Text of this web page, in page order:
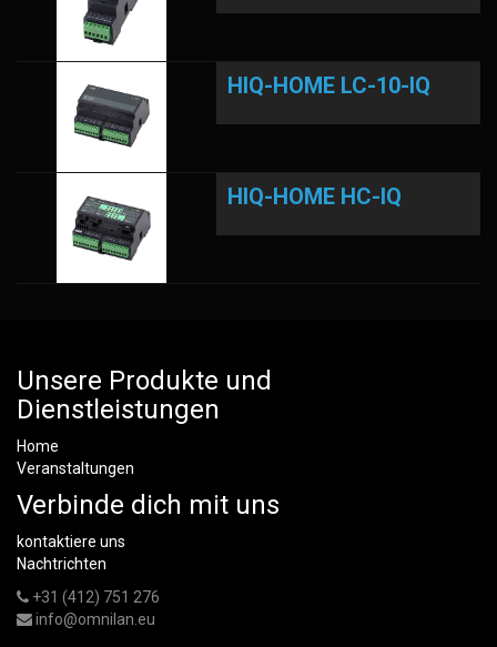
HIQ-HOME LC-10-IQ
HIQ-HOME HC-IQ
Unsere Produkte und
Dienstleistungen
Home
Veranstaltungen
Verbinde dich mit uns
kontaktiere uns
Nachtrichten
+31 (412) 751 276
info@omnilan.eu